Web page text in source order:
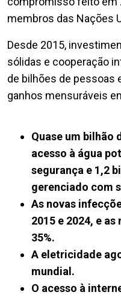
membros das Nações
Desde 2015,
sólidas e cooperação
de bilhões de pessoas
ganhos mensuráveis
Quase um bilhão
acesso à água
segurança e 1,2
gerenciado com
As novas
2015 e 2024, e
35%.
A eletricidade
mundial.
O acesso à